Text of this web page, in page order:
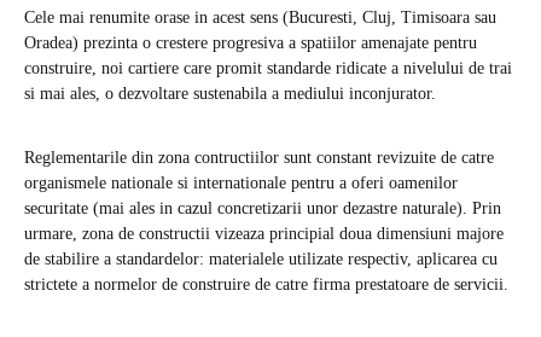
Cele mai renumite orase in acest sens (Bucuresti, Cluj, Timisoara sau
Oradea) prezinta o crestere progresiva a spatiilor amenajate pentru
construire, noi cartiere care promit standarde ridicate a nivelului de trai
si mai ales, o dezvoltare sustenabila a mediului inconjurator.
Reglementarile din zona contructiilor sunt constant revizuite de catre
organismele nationale si internationale pentru a oferi oamenilor
securitate (mai ales in cazul concretizarii unor dezastre naturale). Prin
urmare, zona de constructii vizeaza principial doua dimensiuni majore
de stabilire a standardelor: materialele utilizate respectiv, aplicarea cu
strictete a normelor de construire de catre firma prestatoare de servicii.